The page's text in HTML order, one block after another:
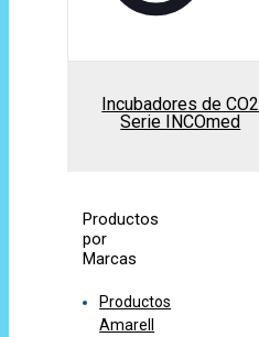
Incubadores de CO2
Serie INCOmed
Productos
por
Marcas
Productos
Amarell